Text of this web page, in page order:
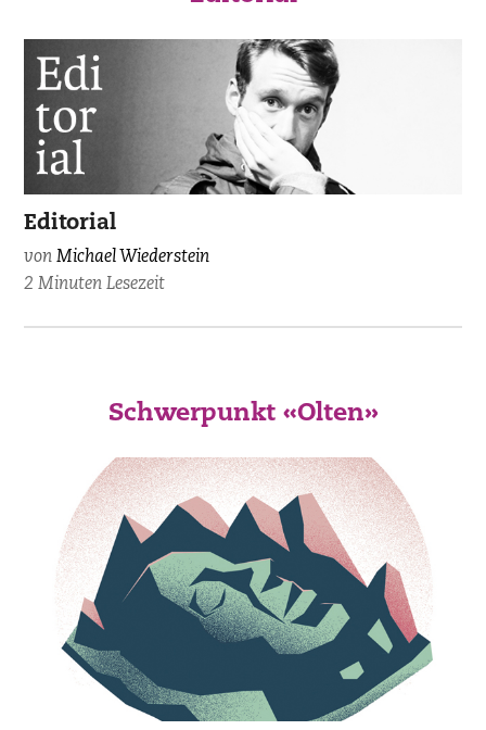
Editorial
vonMichael Wiederstein
2 Minuten Lesezeit
Schwerpunkt «Olten»